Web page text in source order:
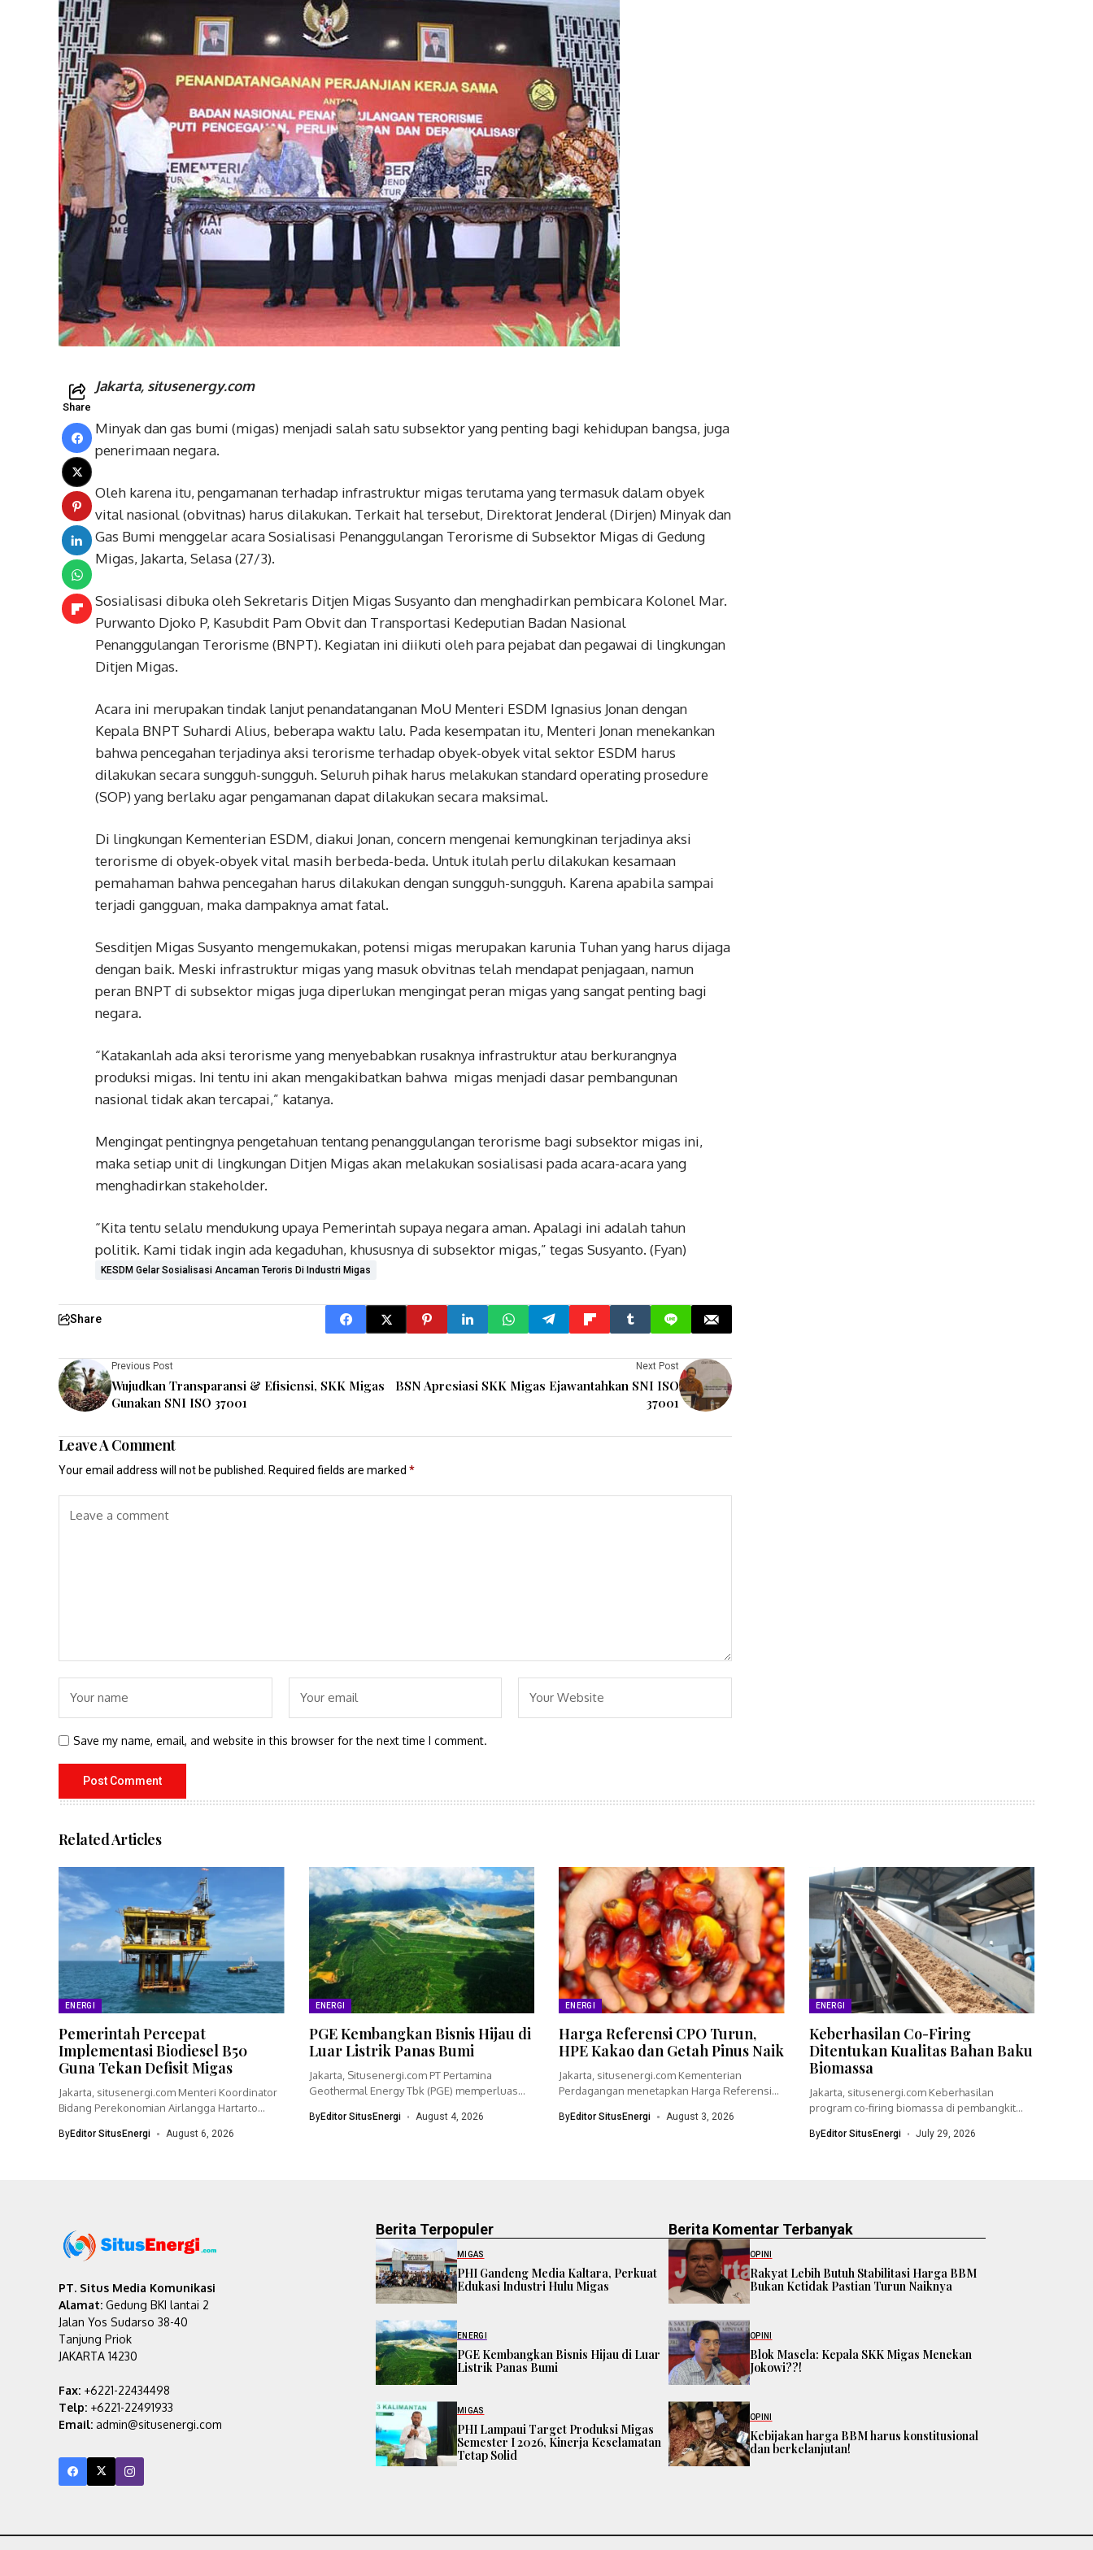
Share
Jakarta, situsenergy.com
Minyak dan gas bumi (migas) menjadi salah satu subsektor yang penting bagi kehidupan bangsa, juga
penerimaan negara.
Oleh karena itu, pengamanan terhadap infrastruktur migas terutama yang termasuk dalam obyek
vital nasional (obvitnas) harus dilakukan. Terkait hal tersebut, Direktorat Jenderal (Dirjen) Minyak dan
Gas Bumi menggelar acara Sosialisasi Penanggulangan Terorisme di Subsektor Migas di Gedung
Migas, Jakarta, Selasa (27/3).
Sosialisasi dibuka oleh Sekretaris Ditjen Migas Susyanto dan menghadirkan pembicara Kolonel Mar.
Purwanto Djoko P, Kasubdit Pam Obvit dan Transportasi Kedeputian Badan Nasional
Penanggulangan Terorisme (BNPT). Kegiatan ini diikuti oleh para pejabat dan pegawai di lingkungan
Ditjen Migas.
Acara ini merupakan tindak lanjut penandatanganan MoU Menteri ESDM Ignasius Jonan dengan
Kepala BNPT Suhardi Alius, beberapa waktu lalu. Pada kesempatan itu, Menteri Jonan menekankan
bahwa pencegahan terjadinya aksi terorisme terhadap obyek-obyek vital sektor ESDM harus
dilakukan secara sungguh-sungguh. Seluruh pihak harus melakukan standard operating prosedure
(SOP) yang berlaku agar pengamanan dapat dilakukan secara maksimal.
Di lingkungan Kementerian ESDM, diakui Jonan, concern mengenai kemungkinan terjadinya aksi
terorisme di obyek-obyek vital masih berbeda-beda. Untuk itulah perlu dilakukan kesamaan
pemahaman bahwa pencegahan harus dilakukan dengan sungguh-sungguh. Karena apabila sampai
terjadi gangguan, maka dampaknya amat fatal.
Sesditjen Migas Susyanto mengemukakan, potensi migas merupakan karunia Tuhan yang harus dijaga
dengan baik. Meski infrastruktur migas yang masuk obvitnas telah mendapat penjagaan, namun
peran BNPT di subsektor migas juga diperlukan mengingat peran migas yang sangat penting bagi
negara.
“Katakanlah ada aksi terorisme yang menyebabkan rusaknya infrastruktur atau berkurangnya
produksi migas. Ini tentu ini akan mengakibatkan bahwa migas menjadi dasar pembangunan
nasional tidak akan tercapai,” katanya.
Mengingat pentingnya pengetahuan tentang penanggulangan terorisme bagi subsektor migas ini,
maka setiap unit di lingkungan Ditjen Migas akan melakukan sosialisasi pada acara-acara yang
menghadirkan stakeholder.
“Kita tentu selalu mendukung upaya Pemerintah supaya negara aman. Apalagi ini adalah tahun
politik. Kami tidak ingin ada kegaduhan, khususnya di subsektor migas,” tegas Susyanto. (Fyan)
KESDM Gelar Sosialisasi Ancaman Teroris Di Industri Migas
Share
Previous Post
Wujudkan Transparansi & Efisiensi, SKK Migas
Gunakan SNI ISO 37001
Next Post
BSN Apresiasi SKK Migas Ejawantahkan SNI ISO
37001
Leave A Comment
Your email address will not be published. Required fields are marked *
Save my name, email, and website in this browser for the next time I comment.
Related Articles
ENERGI
Pemerintah Percepat
Implementasi Biodiesel B50
Guna Tekan Defisit Migas
Jakarta, situsenergi.com Menteri Koordinator
Bidang Perekonomian Airlangga Hartarto
mempercepat...
ByEditor SitusEnergi August 6, 2026
ENERGI
PGE Kembangkan Bisnis Hijau di
Luar Listrik Panas Bumi
Jakarta, Situsenergi.com PT Pertamina
Geothermal Energy Tbk (PGE) memperluas
ByEditor SitusEnergi August 4, 2026
ENERGI
Harga Referensi CPO Turun,
HPE Kakao dan Getah Pinus Naik
Jakarta, situsenergi.com Kementerian
Perdagangan menetapkan Harga Referensi
ByEditor SitusEnergi August 3, 2026
ENERGI
Keberhasilan Co-Firing
Ditentukan Kualitas Bahan Baku
Biomassa
Jakarta, situsenergi.com Keberhasilan
program co-firing biomassa di pembangkit
ByEditor SitusEnergi July 29, 2026
PT. Situs Media Komunikasi
Alamat: Gedung BKI lantai 2
Jalan Yos Sudarso 38-40
Tanjung Priok
JAKARTA 14230
Fax: +6221-22434498
Telp: +6221-22491933
Email: admin@situsenergi.com
Berita Terpopuler
MIGAS
PHI Gandeng Media Kaltara, Perkuat
Edukasi Industri Hulu Migas
ENERGI
PGE Kembangkan Bisnis Hijau di Luar
Listrik Panas Bumi
MIGAS
PHI Lampaui Target Produksi Migas
Semester I 2026, Kinerja Keselamatan
Tetap Solid
Berita Komentar Terbanyak
OPINI
Rakyat Lebih Butuh Stabilitasi Harga BBM
Bukan Ketidak Pastian Turun Naiknya
OPINI
Blok Masela: Kepala SKK Migas Menekan
Jokowi??!
OPINI
Kebijakan harga BBM harus konstitusional
dan berkelanjutan!